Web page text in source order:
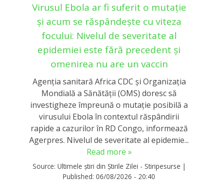
Virusul Ebola ar fi suferit o mutație
și acum se răspândește cu viteza
focului: Nivelul de severitate al
epidemiei este fără precedent și
omenirea nu are un vaccin
Agenţia sanitară Africa CDC şi Organizaţia
Mondială a Sănătăţii (OMS) doresc să
investigheze împreună o mutaţie posibilă a
virusului Ebola în contextul răspândirii
rapide a cazurilor în RD Congo, informează
Agerpres. Nivelul de severitate al epidemie...
Read more »
Source: Ultimele știri din Știrile Zilei - Stiripesurse |
Published: 06/08/2026 - 20:40